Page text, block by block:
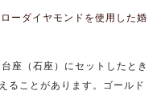
座（石座）にセットしたとき
ることがあります。ゴールド